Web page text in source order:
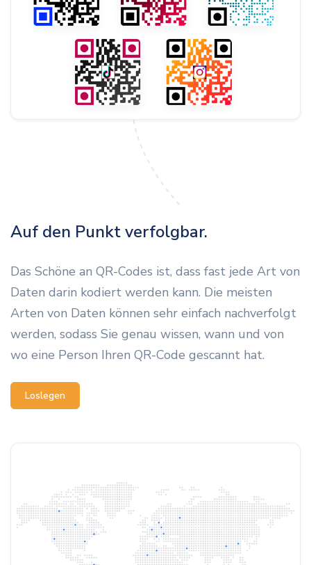
Auf den Punkt verfolgbar.
Das Schöne an QR-Codes ist, dass fast jede Art von
Daten darin kodiert werden kann. Die meisten
Arten von Daten können sehr einfach nachverfolgt
werden, sodass Sie genau wissen, wann und von
wo eine Person Ihren QR-Code gescannt hat.
Loslegen